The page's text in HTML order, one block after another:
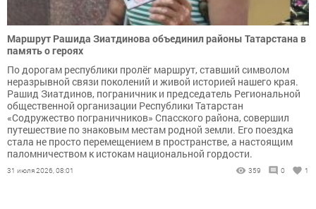
Маршрут Рашида Зиатдинова объединил районы Татарстана в
память о героях
По дорогам республики пролёг маршрут, ставший символом
неразрывной связи поколений и живой историей нашего края.
Рашид Зиатдинов, пограничник и председатель Региональной
общественной организации Республики Татарстан
«Содружество пограничников» Спасского района, совершил
путешествие по знаковым местам родной земли. Его поездка
стала не просто перемещением в пространстве, а настоящим
паломничеством к истокам национальной гордости.
31 июля 2026, 08:01 359 0 1